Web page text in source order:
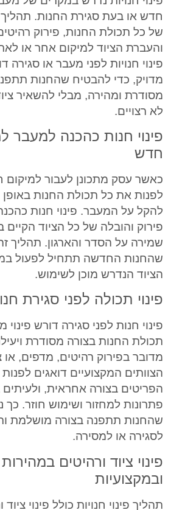
חדש או בעת סגירת החנות. תהליך
של כל תכולת החנות, פירוק
והעברת הציוד למיקום אחר או
פינוי חנויות לפני מעבר או סגירה
מדויק, כדי להבטיח שהחנות
מסודרת ומהירה, מבלי להשאיר
לא רצויים.
פינוי חנות כהכנה למעבר
חדש
כאשר עסק מתכונן לעבור למיקום
לפנות את כל תכולת החנות באופן
להקל על המעבר. פינוי חנות
פירוק והובלה של כל הציוד הקיים
שמירה על הסדר והארגון. תהליך
שהחנות החדשה תתחיל לפעול
הציוד הנדרש מוכן לשימוש.
פינוי תכולה לפני סגירת
פינוי חנות לפני סגירה דורש
תכולת החנות בצורה מסודרת
מדובר בפירוק רהיטים, מדפים, או
הצוותים המקצועיים דואגים
הפריטים בצורה אחראית,
פתרונות למחזור ושימוש חוזר. כך
שהחנות תתפנה בצורה מושלמת
לסגירה או למסירה.
פינוי ציוד ורהיטים במהירות
ובמקצועיות
תהליך פינוי חנויות כולל פינוי ציוד